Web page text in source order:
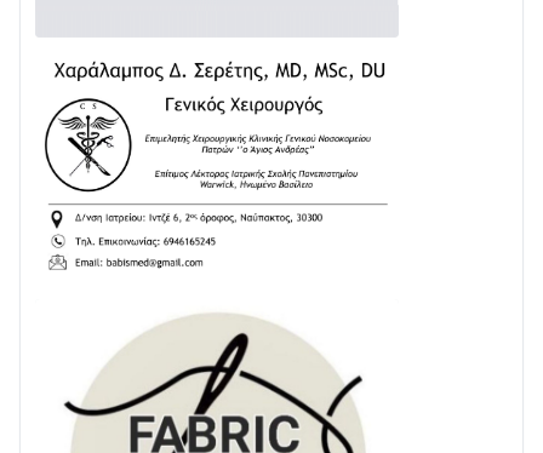
Διαβάστε την «Ναυπακτία» που κυκλοφορεί
24/07 • 11:31